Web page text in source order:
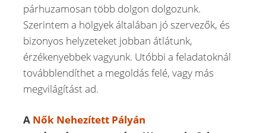
párhuzamosan több dolgon dolgozunk.
Szerintem a hölgyek általában jó szervezők, és
bizonyos helyzeteket jobban átlátunk,
érzékenyebbek vagyunk. Utóbbi a feladatoknál
továbblendíthet a megoldás felé, vagy más
megvilágítást ad.
A Nők Nehezített Pályán